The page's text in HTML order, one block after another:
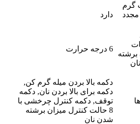
گرم
دارد
برشته
6 درجه حرارت
دکمه بالا بردن میله گرم کن,
دکمه برای بالا بردن نان, دکمه
توقف, دکمه کنترل چرخشی با
8 حالت کنترل میزان برشته
شدن نان